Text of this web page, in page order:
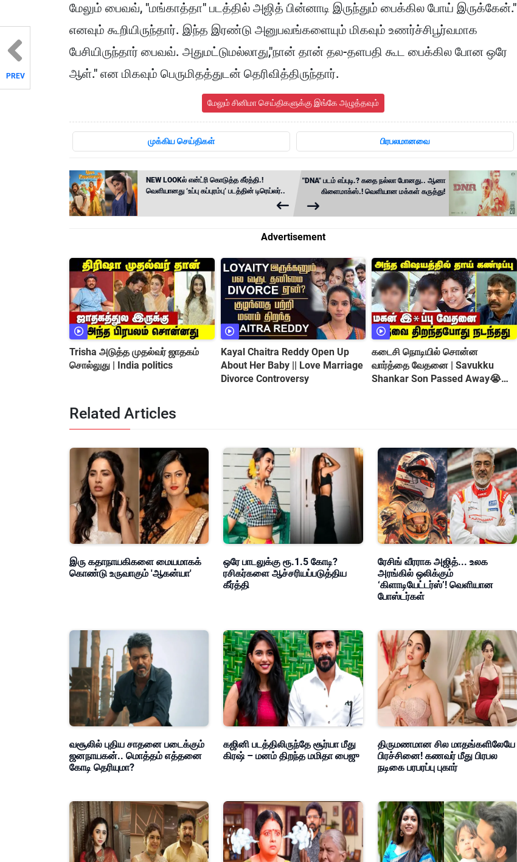
மேலும் பைவவ், "மங்காத்தா" படத்தில் அஜித் பின்னாடி இருந்தும் பைக்கில போய் இருக்கேன்."
எனவும் கூறியிருந்தார். இந்த இரண்டு அனுபவங்களையும் மிகவும் உணர்ச்சிபூர்வமாக
பேசியிருந்தார் பைவவ். அதுமட்டுமல்லாது,"நான் தான் தல-தளபதி கூட பைக்கில போன ஒரே
ஆள்." என மிகவும் பெருமிதத்துடன் தெரிவித்திருந்தார்.
மேலும் சினிமா செய்திகளுக்கு இங்கே அழுத்தவும்
முக்கிய செய்திகள் பிரபலமானவை
NEW LOOKல் என்ட்ரி கொடுத்த கீர்த்தி.!
வெளியானது ‘உப்பு கப்புரம்பு’ படத்தின் டிரெய்லர்..
"DNA" படம் எப்புடி.? கதை நல்லா போனது.. ஆனா
கிளைமாக்ஸ்.! வெளியான மக்கள் கருத்து!
PREV
Advertisement
Trisha அடுத்த முதல்வர் ஜாதகம்
சொல்லுது | India politics
Kayal Chaitra Reddy Open Up
About Her Baby || Love Marriage
Divorce Controversy
கடைசி நொடியில் சொன்ன
வார்த்தை வேதனை | Savukku
Shankar Son Passed Away😭
Related Articles
இரு கதாநாயகிகளை மையமாகக்
கொண்டு உருவாகும் 'ஆகன்யா'
ஒரே பாடலுக்கு ரூ.1.5 கோடி?
ரசிகர்களை ஆச்சரியப்படுத்திய
கீர்த்தி
ரேசிங் வீரராக அஜித்... உலக
அரங்கில் ஒலிக்கும்
‘கிளாடியேட்டர்ஸ்’! வெளியான
போஸ்டர்கள்
வசூலில் புதிய சாதனை படைக்கும்
ஜனநாயகன்.. மொத்தம் எத்தனை
கோடி தெரியுமா?
கஜினி படத்திலிருந்தே சூர்யா மீது
கிரஷ் – மனம் திறந்த மமிதா பைஜு
திருமணமான சில மாதங்களிலேயே
பிரச்சினை! கணவர் மீது பிரபல
நடிகை பரபரப்பு புகார்